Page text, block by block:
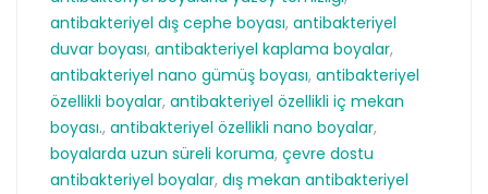
antibakteriyel dış cephe boyası, antibakteriyel
duvar boyası, antibakteriyel kaplama boyalar,
antibakteriyel nano gümüş boyası, antibakteriyel
özellikli boyalar, antibakteriyel özellikli iç mekan
boyası., antibakteriyel özellikli nano boyalar,
boyalarda uzun süreli koruma, çevre dostu
antibakteriyel boyalar, dış mekan antibakteriyel